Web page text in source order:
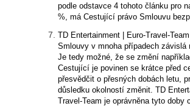
podle odstavce 4 tohoto článku pro
%, má Cestující právo Smlouvu
TD Entertainment | Euro-Travel-
Smlouvy v mnoha případech závislá
Je tedy možné, že se změní
Cestující je povinen se krátce před
přesvědčit o přesných dobách letu,
důsledku okolností změnit. TD
Travel-Team je oprávněna tyto doby